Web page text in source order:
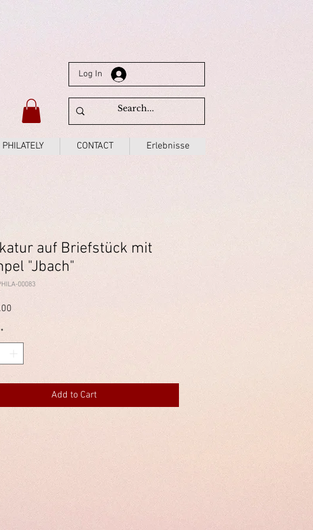
Log In
PHILATELY CONTACT Erlebnisse
auf Briefstück mit
"Jbach"
00083
*
Add to Cart